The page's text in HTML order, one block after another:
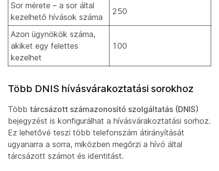
Sor mérete – a sor által
kezelhető hívások száma
250
Azon ügynökök száma,
akiket egy felettes
kezelhet
100
Több DNIS hívásvárakoztatási sorokhoz
Több tárcsázott számazonosító szolgáltatás (DNIS)
bejegyzést is konfigurálhat a hívásvárakoztatási sorhoz.
Ez lehetővé teszi több telefonszám átirányítását
ugyanarra a sorra, miközben megőrzi a hívó által
tárcsázott számot és identitást.